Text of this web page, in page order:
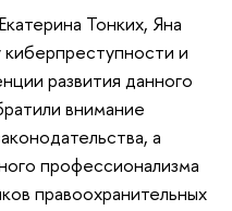
Тонких, Яна
и
развития данного
внимание
а
профессионализма
правоохранительных